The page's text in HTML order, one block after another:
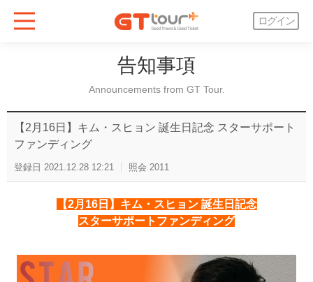
ログイン
告知事項
Announcements from GT Tour.
【2月16日】キム・スヒョン 誕生日記念 スターサポート
ファンディング
登録日 2021.12.28 12:21 照会 2011
【2月16日】キム・スヒョン 誕生日記念
スターサポートファンディング